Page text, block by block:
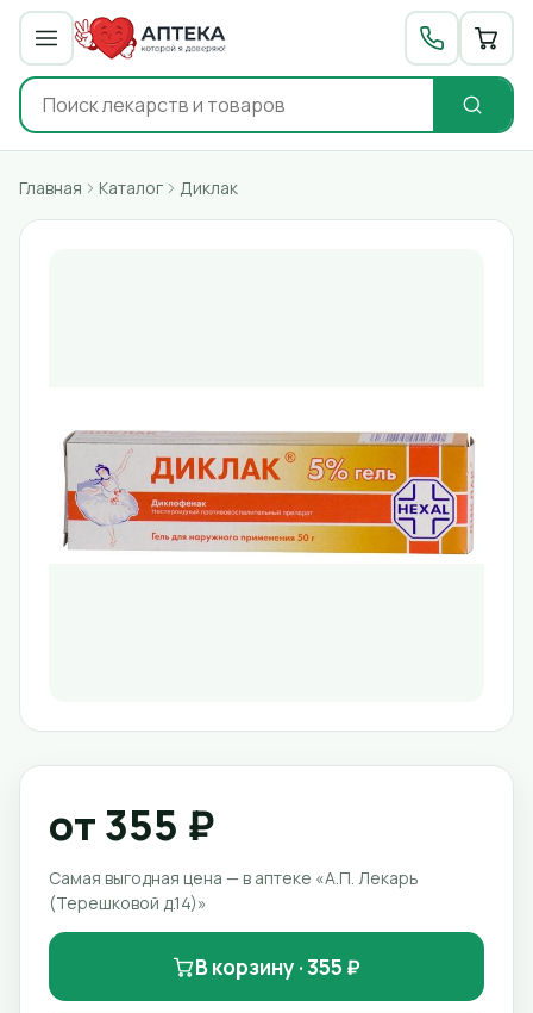
Главная Каталог Диклак
от 355 ₽
Самая выгодная цена — в аптеке «А.П. Лекарь
(Терешковой д.14)»
В корзину · 355 ₽